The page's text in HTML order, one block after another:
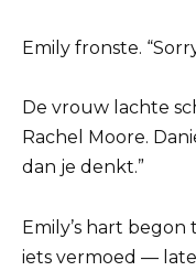
Emily fronste.
De vrouw lachte
Rachel Moore.
dan je denkt.”
Emily’s hart begon
iets vermoed —